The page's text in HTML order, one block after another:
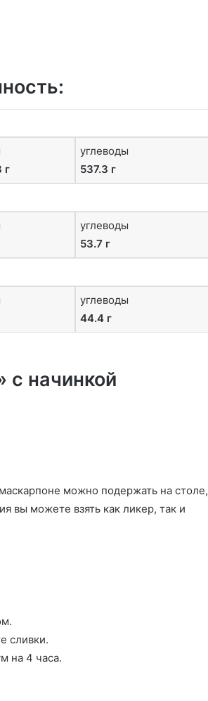
г
углеводы
537.3 г
углеводы
53.7 г
углеводы
44.4 г
с начинкой
можно подержать на столе,
вы можете взять как ликер, так и
сливки.
на 4 часа.